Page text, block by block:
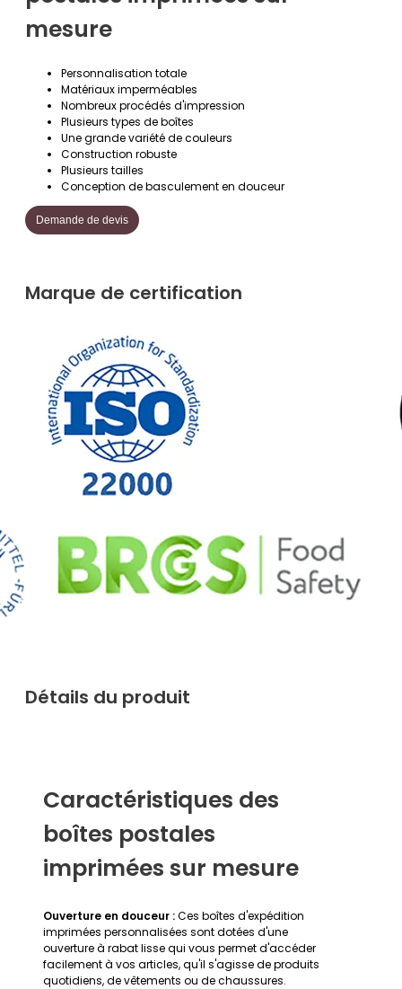
mesure
Personnalisation totale
Matériaux imperméables
Nombreux procédés d'impression
Plusieurs types de boîtes
Une grande variété de couleurs
Construction robuste
Plusieurs tailles
Conception de basculement en douceur
Demande de devis
Marque de certification
Détails du produit
Caractéristiques des
boîtes postales
imprimées sur mesure
Ouverture en douceur :Ces boîtes d'expédition
imprimées personnalisées sont dotées d'une
ouverture à rabat lisse qui vous permet d'accéder
facilement à vos articles, qu'il s'agisse de produits
quotidiens, de vêtements ou de chaussures.